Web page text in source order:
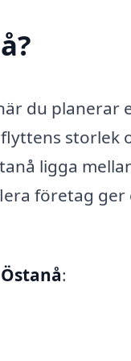
du planerar
storlek
ligga
företag ger
: